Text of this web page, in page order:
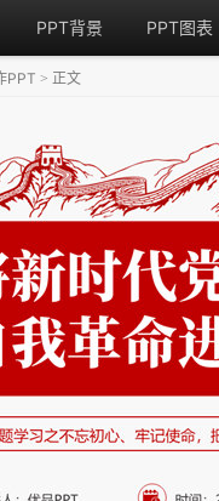
PPT背景 PPT图表
PPT > 正文